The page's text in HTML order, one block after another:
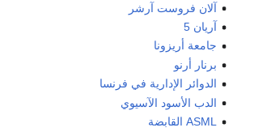
آلان فروست آرشر
آريان 5
جامعة أريزونا
برنار أرنو
الدوائر الإدارية في فرنسا
الدب الأسود الآسيوي
ASML القابضة